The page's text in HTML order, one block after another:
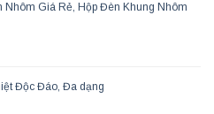
Nhôm Giá Rẻ, Hộp Đèn Khung Nhôm
Độc Đáo, Đa dạng